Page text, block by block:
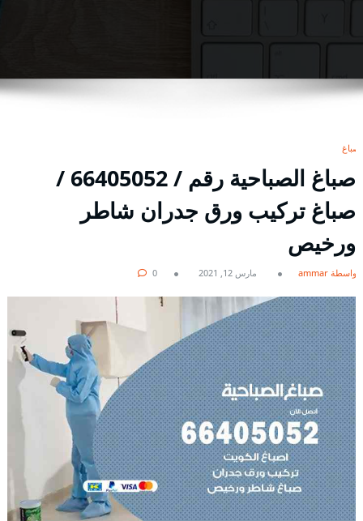
صباغ
صباغ الصباحية رقم / 66405052 /
صباغ تركيب ورق جدران شاطر
ورخيص
بواسطة ammar مارس 12, 2021 0